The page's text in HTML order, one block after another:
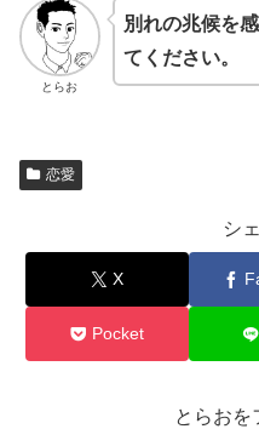
とらお
別れの兆候を
てください。
恋愛
シ
X
Pocket
とらおを